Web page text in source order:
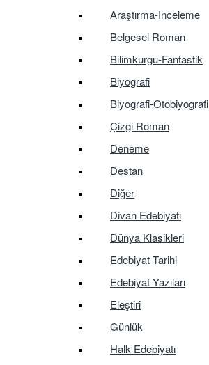
Araştırma-Inceleme
Belgesel Roman
Bilimkurgu-Fantastik
Biyografi
Biyografi-Otobiyografi
Çizgi Roman
Deneme
Destan
Diğer
Divan Edebiyatı
Dünya Klasikleri
Edebiyat Tarihi
Edebiyat Yazıları
Eleştiri
Günlük
Halk Edebiyatı